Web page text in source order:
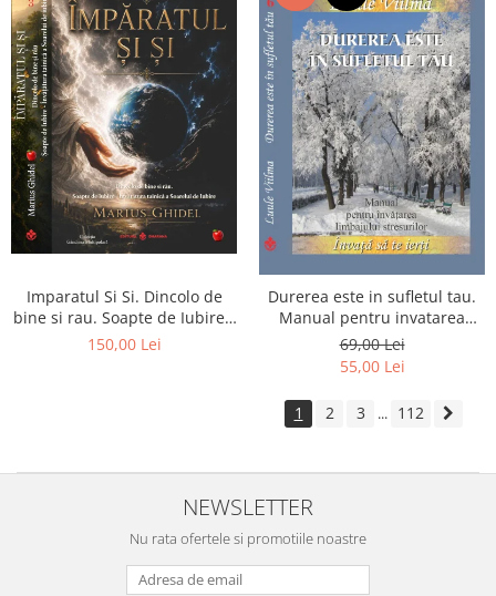
Imparatul Si Si. Dincolo de
bine si rau. Soapte de Iubire -
Invatatura tainica a Soarelui
150,00 Lei
Durerea este in sufletul tau.
Manual pentru invatarea
limbajului stresurilor Seria
Invata sa te Ierti Luule Viilma
69,00 Lei
55,00 Lei
1 2 3 ... 112
NEWSLETTER
Nu rata ofertele si promotiile noastre